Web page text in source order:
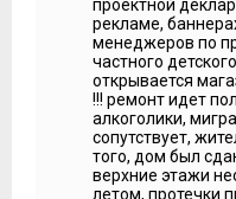
Александра
осталось очень мало.
Процентов около 20
Мария Фёдорова:
Александра
практически нет.
трехкомнатные
проектной
рекламе,
менеджеров по
частного
открывается
!!! ремонт идет
алкоголики,
сопутствует,
того, дом был
верхние этажи
летом, протечки